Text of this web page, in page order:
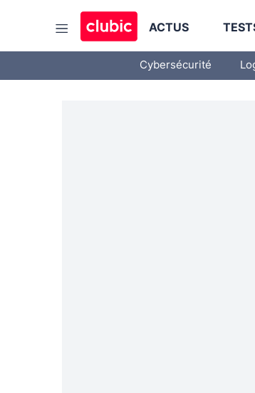
ACTUS
Cybersécurité